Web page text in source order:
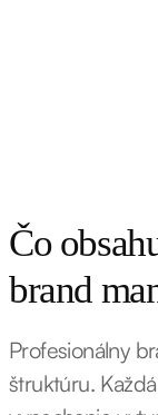
Čo
brand
Profesionálny
štruktúru.